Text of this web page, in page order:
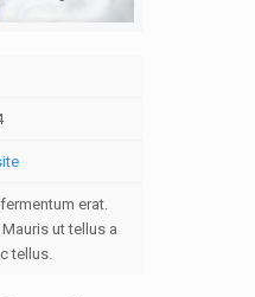
erat.
ut tellus a
tellus.